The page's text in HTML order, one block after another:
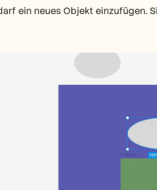
ein neues Objekt einzufügen.